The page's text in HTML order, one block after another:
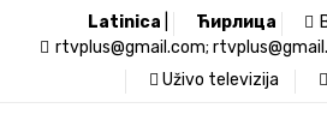
Latinica Ћирлица
rtvplus@gmail.com;
Uživo televizija